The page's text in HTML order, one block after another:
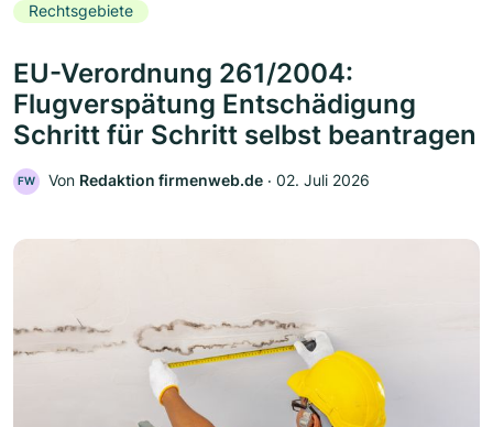
Rechtsgebiete
EU-Verordnung 261/2004:
Flugverspätung Entschädigung
Schritt für Schritt selbst beantragen
FW Von Redaktion firmenweb.de ‧ 02. Juli 2026